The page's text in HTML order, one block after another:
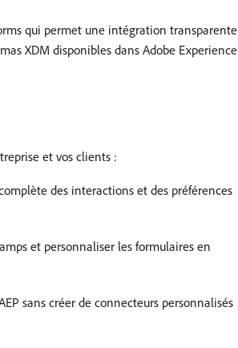
qui permet une intégration transparente
XDM disponibles dans Adobe Experience
et vos clients :
des interactions et des préférences
et personnaliser les formulaires en
sans créer de connecteurs personnalisés